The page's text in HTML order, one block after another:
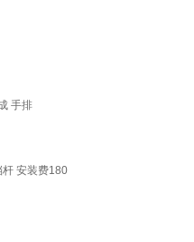
手排
安装费180